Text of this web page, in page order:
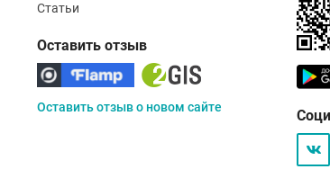
Статьи
Оставить отзыв
Оставить отзыв о новом сайте